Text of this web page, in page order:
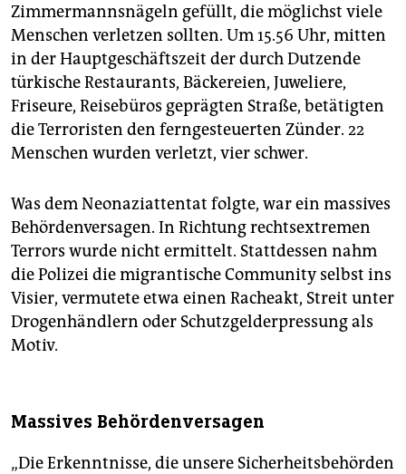
Zimmermannsnägeln gefüllt, die möglichst viele
Menschen verletzen sollten. Um 15.56 Uhr, mitten
in der Hauptgeschäftszeit der durch Dutzende
türkische Restaurants, Bäckereien, Juweliere,
Friseure, Reisebüros geprägten Straße, betätigten
die Terroristen den ferngesteuerten Zünder. 22
Menschen wurden verletzt, vier schwer.
Was dem Neonaziattentat folgte, war ein massives
Behördenversagen. In Richtung rechtsextremen
Terrors wurde nicht ermittelt. Stattdessen nahm
die Polizei die migrantische Community selbst ins
Visier, vermutete etwa einen Racheakt, Streit unter
Drogenhändlern oder Schutzgelderpressung als
Motiv.
Massives Behördenversagen
„Die Erkenntnisse, die unsere Sicherheitsbehörden